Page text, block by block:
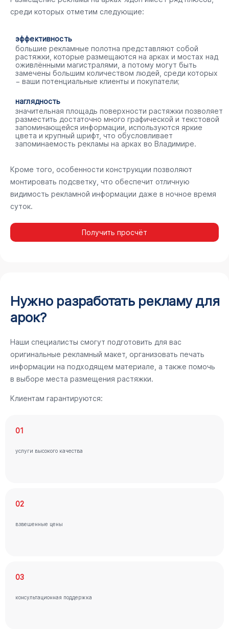
среди которых отметим следующие:
эффективность
большие рекламные полотна представляют собой
растяжки, которые размещаются на арках и мостах над
оживлёнными магистралями, а потому могут быть
замечены большим количеством людей, среди которых
− ваши потенциальные клиенты и покупатели;
наглядность
значительная площадь поверхности растяжки позволяет
разместить достаточно много графической и текстовой
запоминающейся информации, используются яркие
цвета и крупный шрифт, что обусловливает
запоминаемость рекламы на арках во Владимире.
Кроме того, особенности конструкции позволяют
монтировать подсветку, что обеспечит отличную
видимость рекламной информации даже в ночное время
суток.
Получить просчёт
Нужно разработать рекламу для
арок?
Наши специалисты смогут подготовить для вас
оригинальные рекламный макет, организовать печать
информации на подходящем материале, а также помочь
в выборе места размещения растяжки.
Клиентам гарантируются:
01
услуги высокого качества
02
взвешенные цены
03
консультационная поддержка